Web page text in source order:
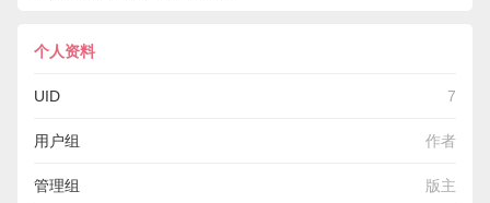
个人资料
UID 7
用户组 作者
管理组 版主